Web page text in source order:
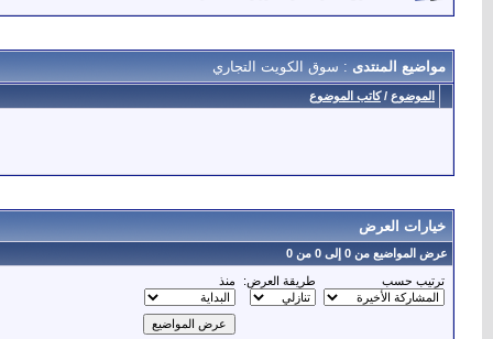
مواضيع المنتدى : سوق الكويت التجاري
الموضوع /كاتب الموضوع
خيارات العرض
عرض المواضيع من 0 إلى 0 من 0
ترتيب حسب طريقة العرض: منذ